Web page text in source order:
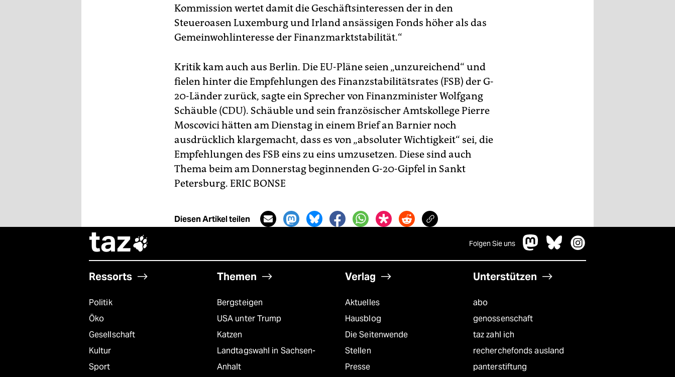
Kommission wertet damit die Geschäftsinteressen der in den
Steueroasen Luxemburg und Irland ansässigen Fonds höher als das
Gemeinwohlinteresse der Finanzmarktstabilität.“
Kritik kam auch aus Berlin. Die EU-Pläne seien „unzureichend“ und
fielen hinter die Empfehlungen des Finanzstabilitätsrates (FSB) der G-
20-Länder zurück, sagte ein Sprecher von Finanzminister Wolfgang
Schäuble (CDU). Schäuble und sein französischer Amtskollege Pierre
Moscovici hätten am Dienstag in einem Brief an Barnier noch
ausdrücklich klargemacht, dass es von „absoluter Wichtigkeit“ sei, die
Empfehlungen des FSB eins zu eins umzusetzen. Diese sind auch
Thema beim am Donnerstag beginnenden G-20-Gipfel in Sankt
Petersburg. ERIC BONSE
Diesen Artikel teilen
taz Folgen Sie uns
Ressorts
Politik
Öko
Gesellschaft
Kultur
Sport
Themen
Bergsteigen
USA unter Trump
Katzen
Landtagswahl in Sachsen-
Anhalt
Verlag
Aktuelles
Hausblog
Die Seitenwende
Stellen
Presse
Unterstützen
abo
genossenschaft
taz zahl ich
recherchefonds ausland
panterstiftung